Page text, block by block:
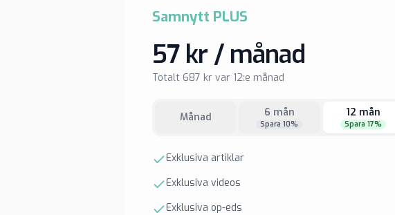
Samnytt PLUS
57 kr / månad
Totalt 687 kr var 12:e månad
Månad 6 mån
Spara 10%
12 mån
Spara 17%
Exklusiva artiklar
Exklusiva videos
Exklusiva op-eds